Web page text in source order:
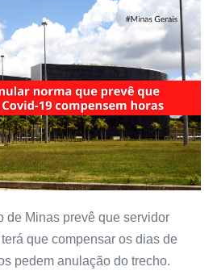
de Minas prevê que servidor
que compensar os dias de
pedem anulação do trecho.